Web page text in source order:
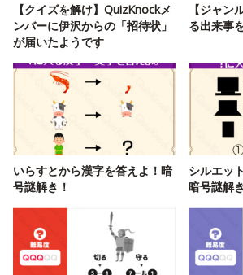
【クイズを解け】QuizKnockメ
ンバーに伊沢からの「招待状」
が届いたようです
【ジャン
る出来事
いらすとから漢字を答えよ！暗
号謎解き！
シルエッ
暗号謎解